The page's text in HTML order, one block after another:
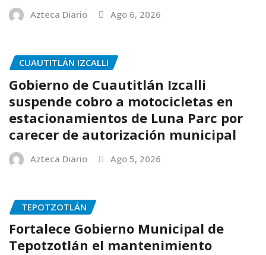
Azteca Diario Ago 6, 2026
CUAUTITLÁN IZCALLI
Gobierno de Cuautitlán Izcalli
suspende cobro a motocicletas en
estacionamientos de Luna Parc por
carecer de autorización municipal
Azteca Diario Ago 5, 2026
TEPOTZOTLÁN
Fortalece Gobierno Municipal de
Tepotzotlán el mantenimiento